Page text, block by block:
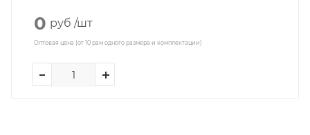
0 руб /шт
Оптовая цена (от 10 рам одного размера и комплектации)